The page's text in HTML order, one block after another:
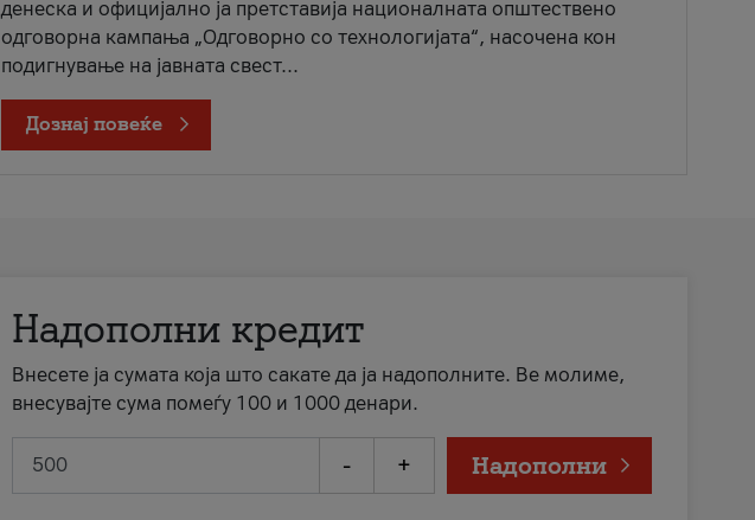
денеска и официјално ја претставија националната општествено
одговорна кампања „Одговорно со технологијата“, насочена кон
подигнување на јавната свест...
Дознај повеќе
Надополни кредит
Внесете ја сумата која што сакате да ја надополните. Ве молиме,
внесувајте сума помеѓу 100 и 1000 денари.
- + Надополни